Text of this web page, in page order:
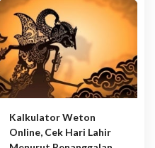
Kalkulator Weton
Online, Cek Hari Lahir